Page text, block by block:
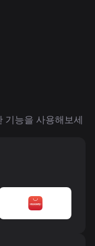
기능을 사용해보세